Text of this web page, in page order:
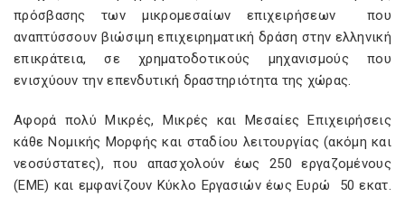
πρόσβασης των μικρομεσαίων επιχειρήσεων που
αναπτύσσουν βιώσιμη επιχειρηματική δράση στην ελληνική
επικράτεια, σε χρηματοδοτικούς μηχανισμούς που
ενισχύουν την επενδυτική δραστηριότητα της χώρας.
Αφορά πολύ Μικρές, Μικρές και Μεσαίες Επιχειρήσεις
κάθε Νομικής Μορφής και σταδίου λειτουργίας (ακόμη και
νεοσύστατες), που απασχολούν έως 250 εργαζομένους
(ΕΜΕ) και εμφανίζουν Κύκλο Εργασιών έως Ευρώ 50 εκατ.